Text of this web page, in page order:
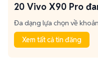
20 Vivo X90 Pro
Đa dạng lựa chọn về
Xem tất cả tin đăng